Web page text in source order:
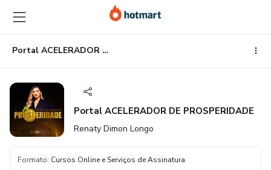
para
o
conteúdo
principal
para
o
pagamento
para
o
rodapé
Portal ACELERADOR DE PROSPERIDADE
Portal ACELERADOR DE PROSPERIDADE
Renaty Dimon Longo
Formato: Cursos Online e Serviços de Assinatura